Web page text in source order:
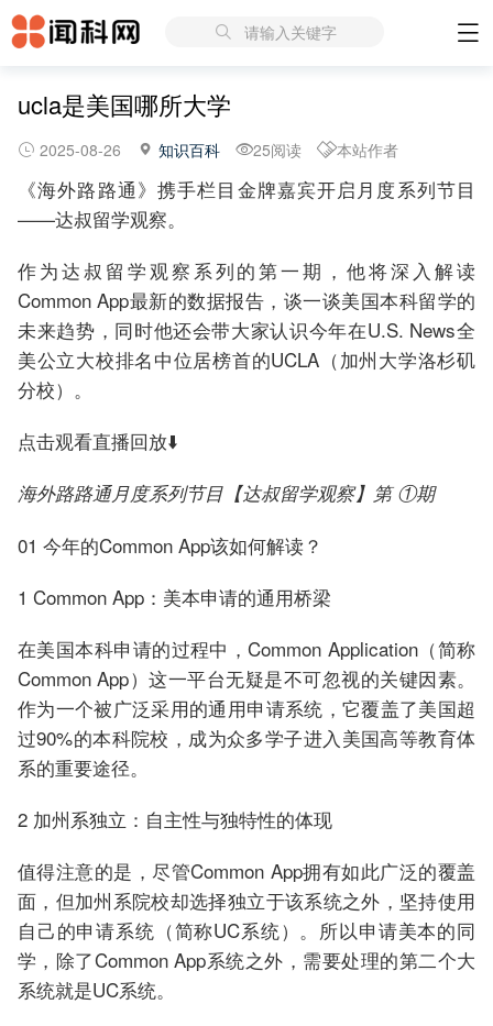
请输入关键字
ucla是美国哪所大学
2025-08-26 知识百科 25阅读 本站作者
《海外路路通》携手栏目金牌嘉宾开启月度系列节目
——达叔留学观察。
作为达叔留学观察系列的第一期，他将深入解读
Common App最新的数据报告，谈一谈美国本科留学的
未来趋势，同时他还会带大家认识今年在U.S. News全
美公立大校排名中位居榜首的UCLA（加州大学洛杉矶
分校）。
点击观看直播回放⬇️
海外路路通月度系列节目【达叔留学观察】第 ①期
01 今年的Common App该如何解读？
1 Common App：美本申请的通用桥梁
在美国本科申请的过程中，Common Application（简称
Common App）这一平台无疑是不可忽视的关键因素。
作为一个被广泛采用的通用申请系统，它覆盖了美国超
过90%的本科院校，成为众多学子进入美国高等教育体
系的重要途径。
2 加州系独立：自主性与独特性的体现
值得注意的是，尽管Common App拥有如此广泛的覆盖
面，但加州系院校却选择独立于该系统之外，坚持使用
自己的申请系统（简称UC系统）。所以申请美本的同
学，除了Common App系统之外，需要处理的第二个大
系统就是UC系统。